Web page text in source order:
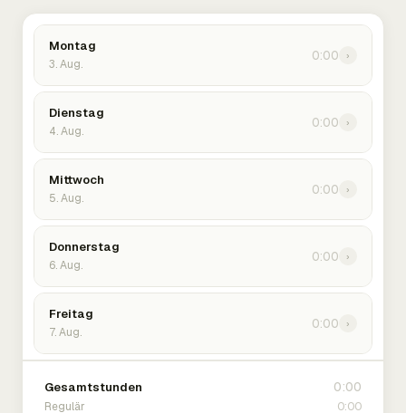
Montag
3. Aug.
0:00 ›
Dienstag
4. Aug.
0:00 ›
Mittwoch
5. Aug.
0:00 ›
Donnerstag
6. Aug.
0:00 ›
Freitag
7. Aug.
0:00 ›
Gesamtstunden 0:00
Regulär 0:00